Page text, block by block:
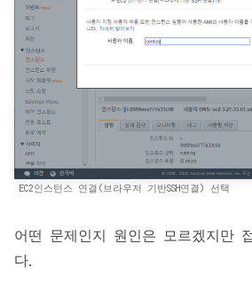
EC2인스턴스 연결(브라우저 기반SSH연결) 선택
어떤 문제인지 원인은 모르겠지만
다.